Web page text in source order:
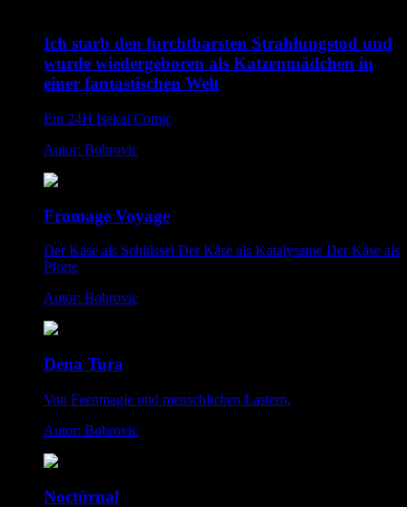
Ich starb den furchtbarsten Strahlungstod und
wurde wiedergeboren als Katzenmädchen in
einer fantastischen Welt
Ein 24H Isekai Comic
Autor: Bobrovic
Fromage Voyage
Der Käse als Schlüssel Der Käse als Katalysatoe Der Käse als
Pforte
Autor: Bobrovic
Dena Tura
Von Feenmagie und menschlichen Lastern.
Autor: Bobrovic
Noctürnal